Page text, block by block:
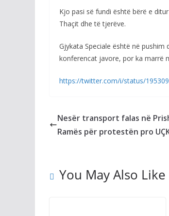
Kjo pasi së fundi është bërë e
Thaçit dhe të tjerëve.
Gjykata Speciale është në
konferencat javore, por ka marrë
https://twitter.com/i/status/
Nesër transport falas në
Ramës për protestën pro
You May Also Like